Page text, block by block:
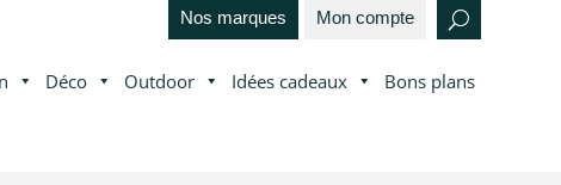
Nos marques Mon compte
Déco Outdoor Idées cadeaux Bons plans